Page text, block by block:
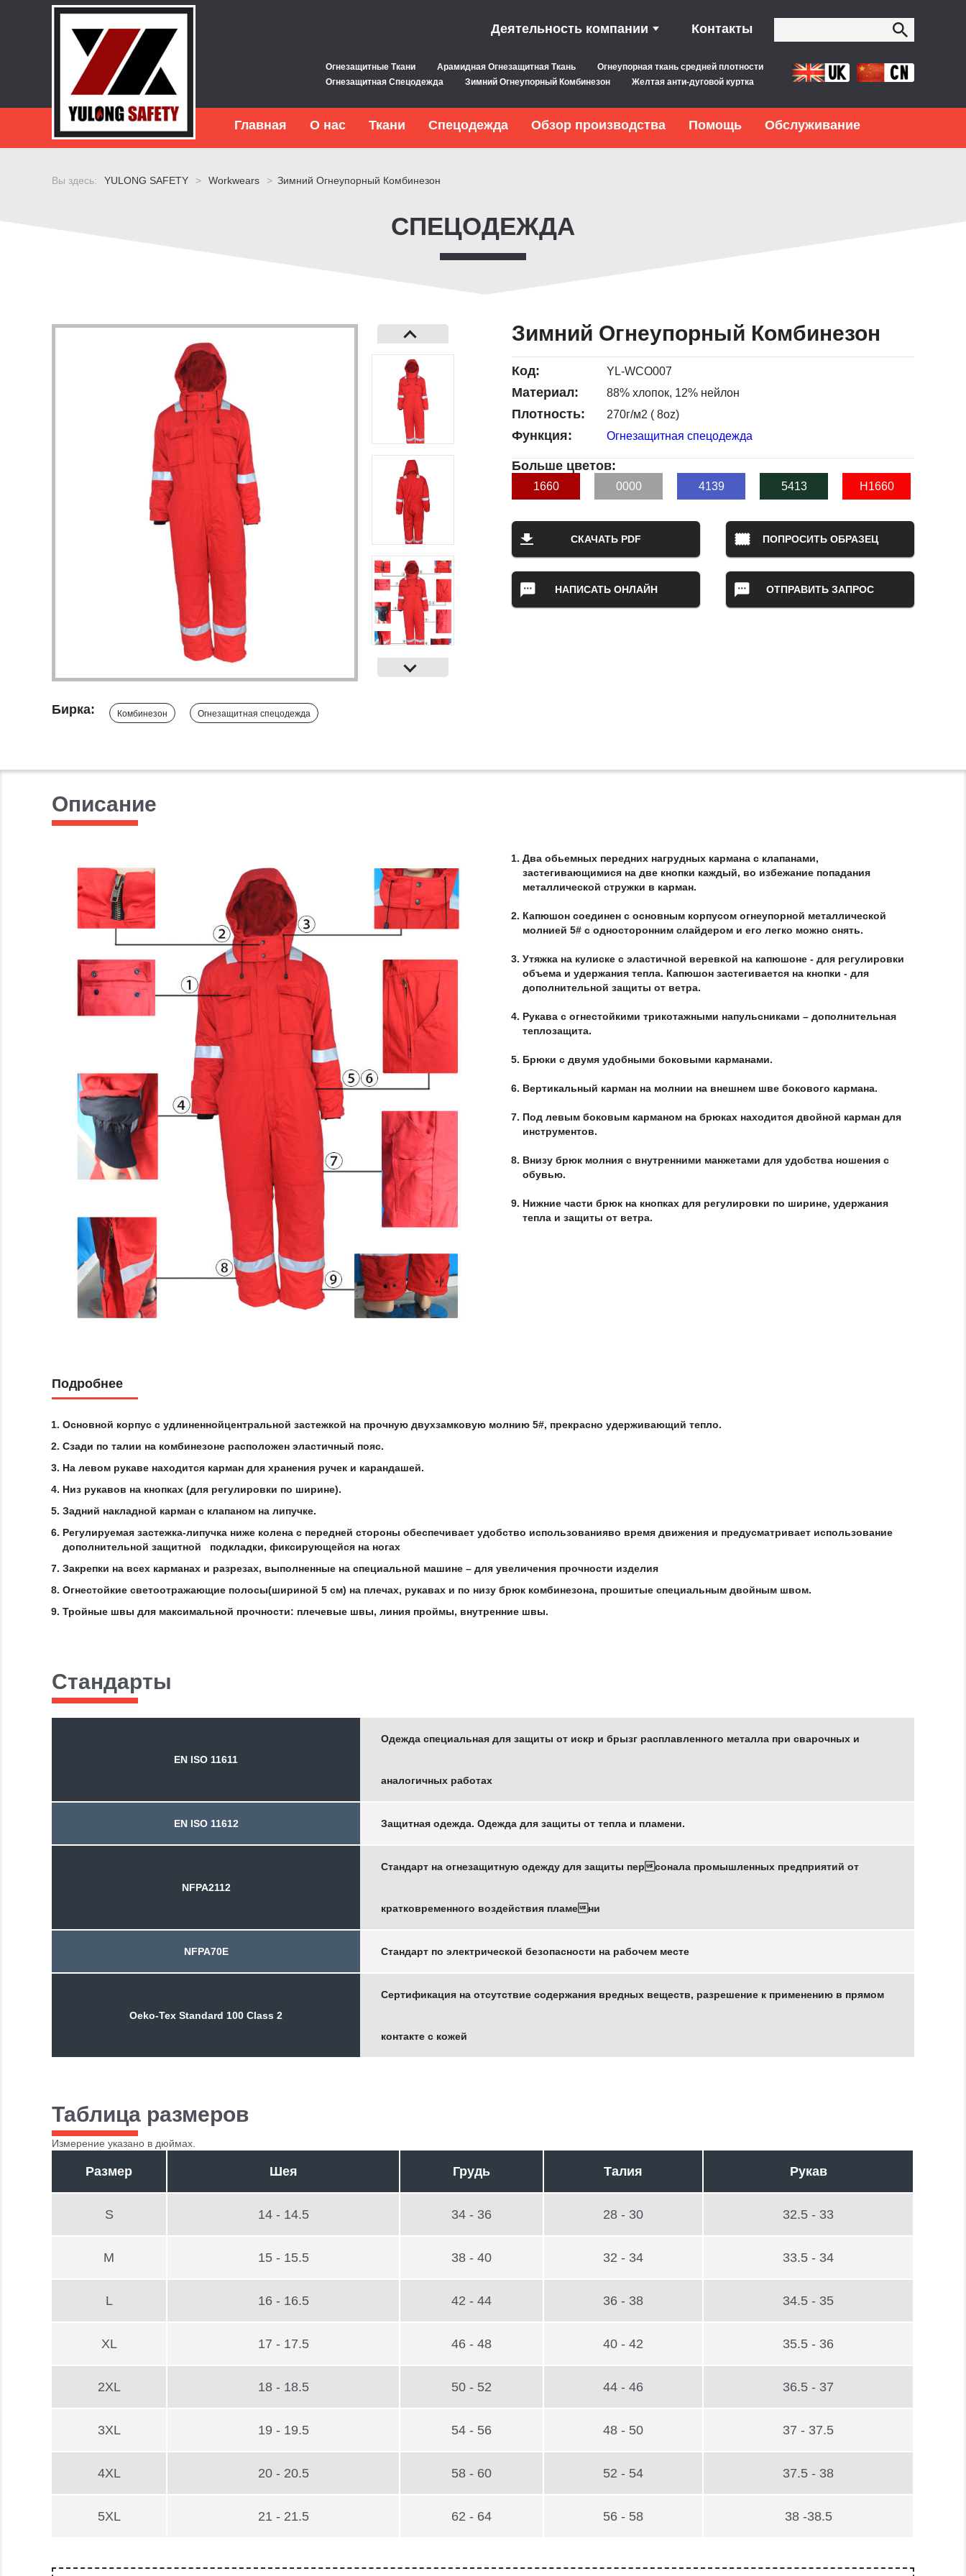
Деятельность компании Контакты
Огнезащитные Ткани Арамидная Огнезащитная Ткань
Огнеупорная ткань средней плотности
Огнезащитная Спецодежда
Зимний Огнеупорный Комбинезон Желтая анти-дуговой куртка
Главная О нас Ткани Спецодежда Обзор производства Помощь Обслуживание
Вы здесь: YULONG SAFETY > Workwears > Зимний Огнеупорный Комбинезон
СПЕЦОДЕЖДА
Бирка: Комбинезон Огнезащитная спецодежда
Зимний Огнеупорный Комбинезон
Код: YL-WCO007
Материал: 88% хлопок, 12% нейлон
Плотность: 270г/м2 ( 8oz)
Функция: Огнезащитная спецодежда
Больше цветов:
1660 0000 4139 5413 H1660
СКАЧАТЬ PDF ПОПРОСИТЬ ОБРАЗЕЦ
НАПИСАТЬ ОНЛАЙН ОТПРАВИТЬ ЗАПРОС
Описание
Два обьемных передних нагрудных кармана с клапанами,
застегивающимися на две кнопки каждый, во избежание попадания
металлической стружки в карман.
Капюшон соединен с основным корпусом огнеупорной металлической
молнией 5# с односторонним слайдером и его легко можно снять.
Утяжка на кулиске с эластичной веревкой на капюшоне - для регулировки
объема и удержания тепла. Капюшон застегивается на кнопки - для
дополнительной защиты от ветра.
Рукава с огнестойкими трикотажными напульсниками – дополнительная
теплозащита.
Брюки с двумя удобными боковыми карманами.
Вертикальный карман на молнии на внешнем шве бокового кармана.
Под левым боковым карманом на брюках находится двойной карман для
инструментов.
Внизу брюк молния с внутренними манжетами для удобства ношения с
обувью.
Нижние части брюк на кнопках для регулировки по ширине, удержания
тепла и защиты от ветра.
Подробнее
Основной корпус с удлиненнойцентральной застежкой на прочную двухзамковую молнию 5#, прекрасно удерживающий тепло.
Сзади по талии на комбинезоне расположен эластичный пояс.
На левом рукаве находится карман для хранения ручек и карандашей.
Низ рукавов на кнопках (для регулировки по ширине).
Задний накладной карман с клапаном на липучке.
Регулируемая застежка-липучка ниже колена с передней стороны обеспечивает удобство использованияво время движения и предусматривает использование
дополнительной защитной подкладки, фиксирующейся на ногах
Закрепки на всех карманах и разрезах, выполненные на специальной машине – для увеличения прочности изделия
Огнестойкие светоотражающие полосы(шириной 5 см) на плечах, рукавах и по низу брюк комбинезона, прошитые специальным двойным швом.
Тройные швы для максимальной прочности: плечевые швы, линия проймы, внутренние швы.
Стандарты
EN ISO 11611
Одежда специальная для защиты от искр и брызг расплавленного металла при сварочных и
аналогичных работах
EN ISO 11612 Защитная одежда. Одежда для защиты от тепла и пламени.
NFPA2112
Стандарт на огнезащитную одежду для защиты персонала промышленных предприятий от
кратковременного воздействия пламени
NFPA70E Стандарт по электрической безопасности на рабочем месте
Oeko-Tex Standard 100 Class 2
Сертификация на отсутствие содержания вредных веществ, разрешение к применению в прямом
контакте с кожей
Таблица размеров
Измерение указано в дюймах.
Размер Шея Грудь Талия Рукав
S 14 - 14.5 34 - 36 28 - 30 32.5 - 33
M 15 - 15.5 38 - 40 32 - 34 33.5 - 34
L 16 - 16.5 42 - 44 36 - 38 34.5 - 35
XL 17 - 17.5 46 - 48 40 - 42 35.5 - 36
2XL 18 - 18.5 50 - 52 44 - 46 36.5 - 37
3XL 19 - 19.5 54 - 56 48 - 50 37 - 37.5
4XL 20 - 20.5 58 - 60 52 - 54 37.5 - 38
5XL 21 - 21.5 62 - 64 56 - 58 38 -38.5